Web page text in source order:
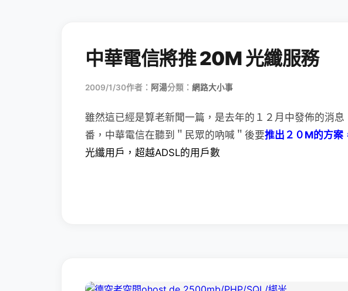
中華電信將推 20M 光纖服務
2009/1/30作者： 阿湯分類： 網路大小事
雖然這已經是算老新聞一篇，是去年的１２月中發佈的消息
番，中華電信在聽到＂民眾的吶喊＂後要推出２０M的方案
光纖用戶，超越ADSL的用戶數